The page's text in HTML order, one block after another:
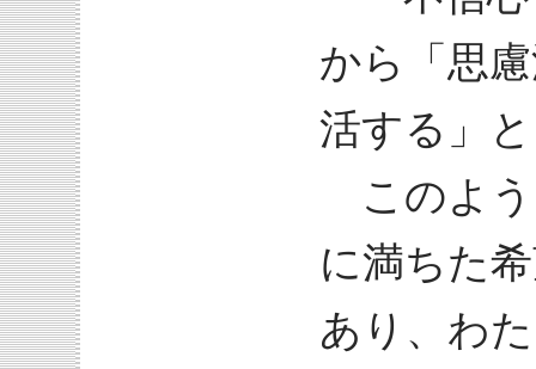
から「思
活する」
このよう
に満ちた
あり、わ